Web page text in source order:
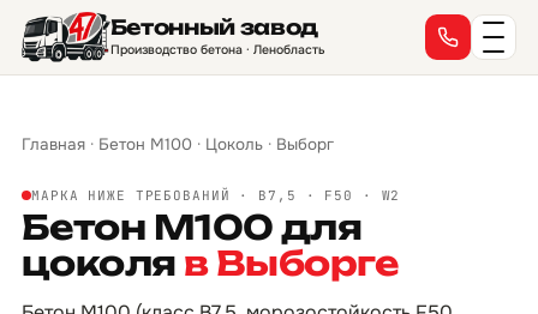
Бетонный завод
Производство бетона · Ленобласть
Главная · Бетон М100 · Цоколь · Выборг
МАРКА НИЖЕ ТРЕБОВАНИЙ · B7,5 · F50 · W2
Бетон М100 для
цоколя в Выборге